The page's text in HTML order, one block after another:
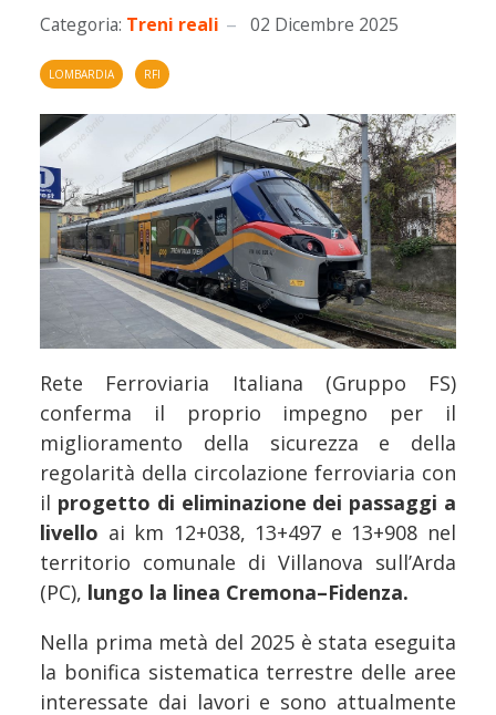
Categoria: Treni reali 02 Dicembre 2025
LOMBARDIA RFI
Rete Ferroviaria Italiana (Gruppo FS)
conferma il proprio impegno per il
miglioramento della sicurezza e della
regolarità della circolazione ferroviaria con
il progetto di eliminazione dei passaggi a
livello ai km 12+038, 13+497 e 13+908 nel
territorio comunale di Villanova sull’Arda
(PC), lungo la linea Cremona–Fidenza.
Nella prima metà del 2025 è stata eseguita
la bonifica sistematica terrestre delle aree
interessate dai lavori e sono attualmente